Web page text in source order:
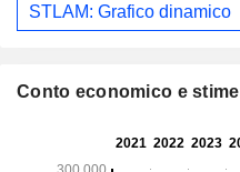
STLAM: Grafico dinamico
Conto economico e stime